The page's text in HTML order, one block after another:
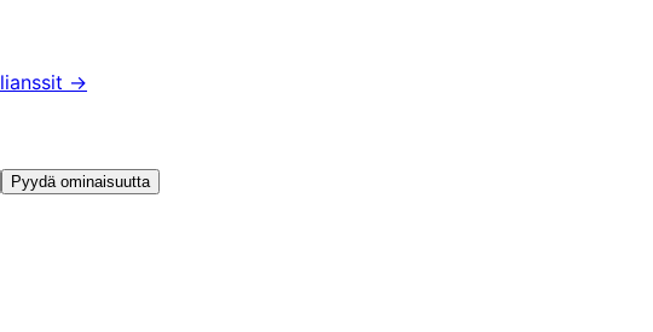
→
Pyydä ominaisuutta